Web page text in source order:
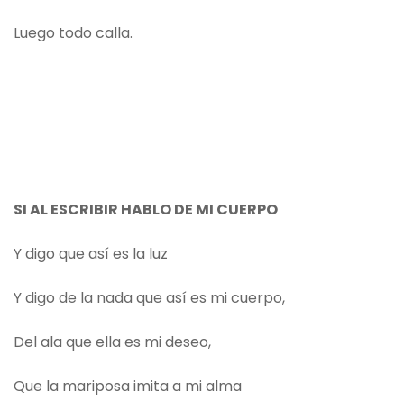
Luego todo calla.
SI AL ESCRIBIR HABLO DE MI CUERPO
Y digo que así es la luz
Y digo de la nada que así es mi cuerpo,
Del ala que ella es mi deseo,
Que la mariposa imita a mi alma